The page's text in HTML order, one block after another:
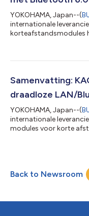
YOKOHAMA, Japan--(
internationale
korteafstandsmodules
certificeringen
volgende generatie,
medische/
apparate...
Samenvatting:
draadloze LAN/
YOKOHAMA, Japan--(
internationale
modules voor korte
prestaties en kreeg
ervoor dat de
certificeringskosten
Back to Newsroom